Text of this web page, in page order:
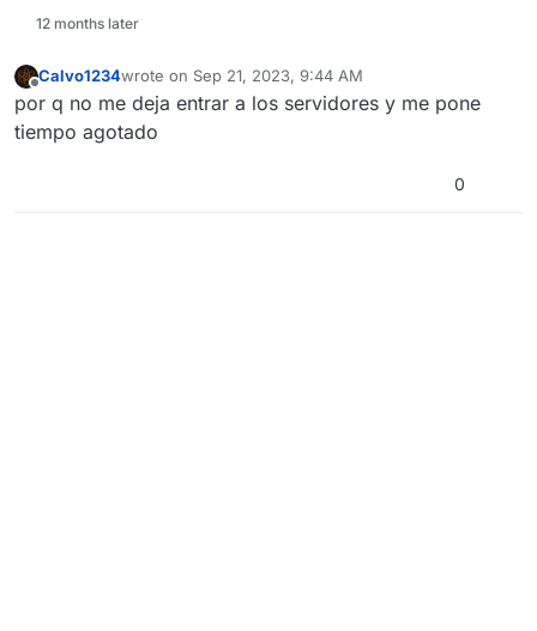
Y ahora se me cierra sin dar ninguna ventana
de crash como la anterior
12 months later
Offline
Calvo1234wrote on Sep 21, 2023, 9:44 AM
last edited by
por q no me deja entrar a los servidores y me pone
tiempo agotado
0